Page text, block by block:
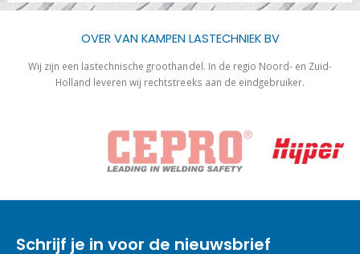
OVER VAN KAMPEN LASTECHNIEK BV
Wij zijn een lastechnische groothandel. In de regio Noord- en Zuid-
Holland leveren wij rechtstreeks aan de eindgebruiker.
wij sturen maximaal 4 keer per jaar een nieuwsbrief.